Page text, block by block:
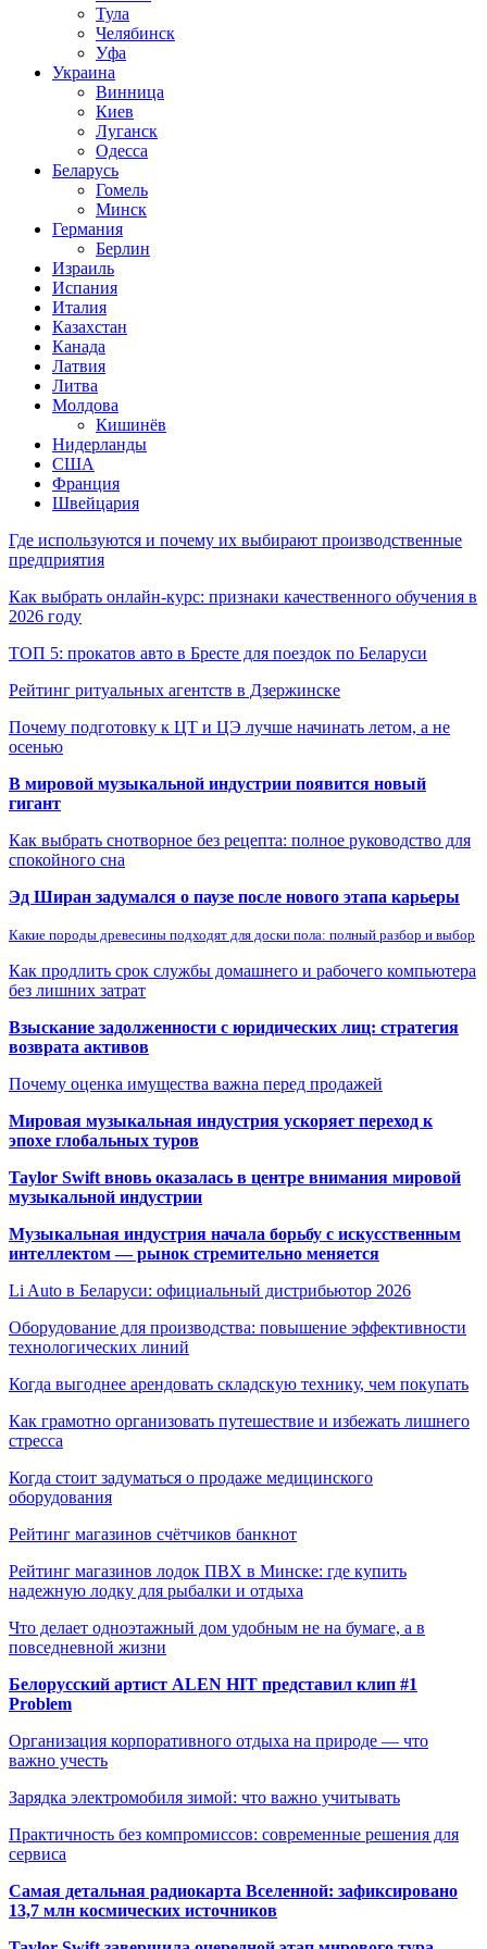
Тула
Челябинск
Уфа
Украина
Винница
Киев
Луганск
Одесса
Беларусь
Гомель
Минск
Германия
Берлин
Израиль
Испания
Италия
Казахстан
Канада
Латвия
Литва
Молдова
Кишинёв
Нидерланды
США
Франция
Швейцария
Где используются и почему их выбирают производственные
предприятия
Как выбрать онлайн-курс: признаки качественного обучения в
2026 году
ТОП 5: прокатов авто в Бресте для поездок по Беларуси
Рейтинг ритуальных агентств в Дзержинске
Почему подготовку к ЦТ и ЦЭ лучше начинать летом, а не
осенью
В мировой музыкальной индустрии появится новый
гигант
Как выбрать снотворное без рецепта: полное руководство для
спокойного сна
Эд Ширан задумался о паузе после нового этапа карьеры
Какие породы древесины подходят для доски пола: полный разбор и выбор
Как продлить срок службы домашнего и рабочего компьютера
без лишних затрат
Взыскание задолженности с юридических лиц: стратегия
возврата активов
Почему оценка имущества важна перед продажей
Мировая музыкальная индустрия ускоряет переход к
эпохе глобальных туров
Taylor Swift вновь оказалась в центре внимания мировой
музыкальной индустрии
Музыкальная индустрия начала борьбу с искусственным
интеллектом — рынок стремительно меняется
Li Auto в Беларуси: официальный дистрибьютор 2026
Оборудование для производства: повышение эффективности
технологических линий
Когда выгоднее арендовать складскую технику, чем покупать
Как грамотно организовать путешествие и избежать лишнего
стресса
Когда стоит задуматься о продаже медицинского
оборудования
Рейтинг магазинов счётчиков банкнот
Рейтинг магазинов лодок ПВХ в Минске: где купить
надежную лодку для рыбалки и отдыха
Что делает одноэтажный дом удобным не на бумаге, а в
повседневной жизни
Белорусский артист ALEN HIT представил клип #1
Problem
Организация корпоративного отдыха на природе — что
важно учесть
Зарядка электромобиля зимой: что важно учитывать
Практичность без компромиссов: современные решения для
сервиса
Самая детальная радиокарта Вселенной: зафиксировано
13,7 млн космических источников